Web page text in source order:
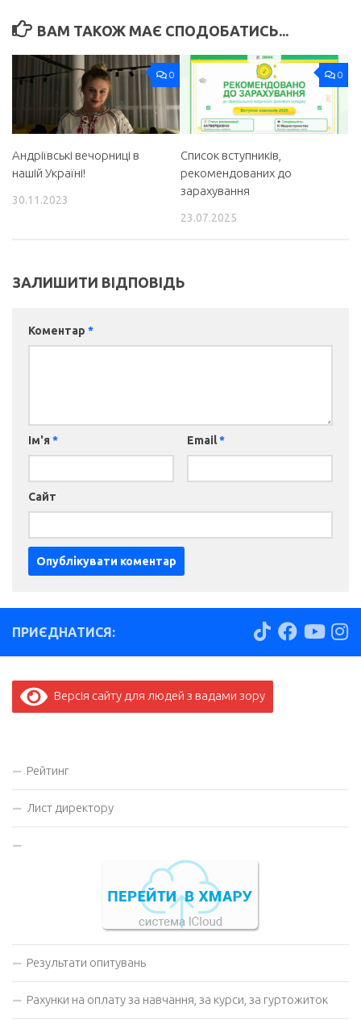
ВАМ ТАКОЖ МАЄ СПОДОБАТИСЬ...
0
Андріївські вечорниці в
нашій Україні!
30.11.2023
0
Список вступників,
рекомендованих до
зарахування
23.07.2025
ЗАЛИШИТИ ВІДПОВІДЬ
Коментар *
Ім'я * Email*
Сайт
ПРИЄДНАТИСЯ:
Версія сайту для людей з вадами зору
Рейтинг
Лист директору
Результати опитувань
Рахунки на оплату за навчання, за курси, за гуртожиток